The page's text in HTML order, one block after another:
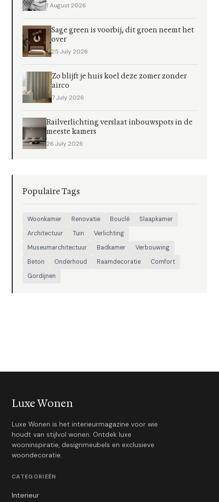
1 August 2026
Sage green is voorbij, dit groen neemt het
over
25 July 2026
Zo blijft je huis koel deze zomer zonder
airco
7 July 2026
Railverlichting verslaat inbouwspots in de
meeste kamers
26 July 2026
Populaire Tags
Woonkamer Renovatie Bouclé
Slaapkamer
Architectuur
Tuin
Verlichting
Museumarchitectuur
Badkamer
Verbouwing
Beton
Onderhoud Raamdecoratie
Comfort
Gordijnen
Luxe Wonen
Luxe Wonen is het interieurmagazine voor wie
houdt van stijlvol wonen. Ontdek luxe
wooninspiratie, designmeubels en exclusieve
woondecoratie.
CATEGORIEËN
Interieur